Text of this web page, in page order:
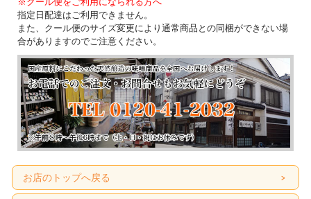
指定日配達はご利用できません。
また、クール便のサイズ変更により通常商品との同梱ができない場
合がありますのでご注意ください。
お店のトップへ戻る